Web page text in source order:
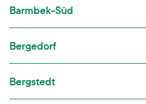
Barmbek-Süd
Bergedorf
Bergstedt